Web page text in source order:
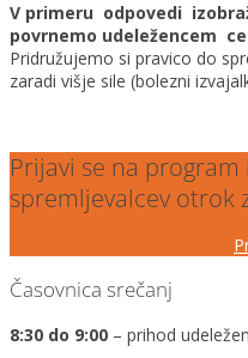
V primeru odpovedi
povrnemo udeležencem
Pridružujemo si pravico do
zaradi višje sile (bolezni
Prijavi se na program
spremljevalcev otrok
Časovnica srečanj
8:30 do 9:00 – prihod